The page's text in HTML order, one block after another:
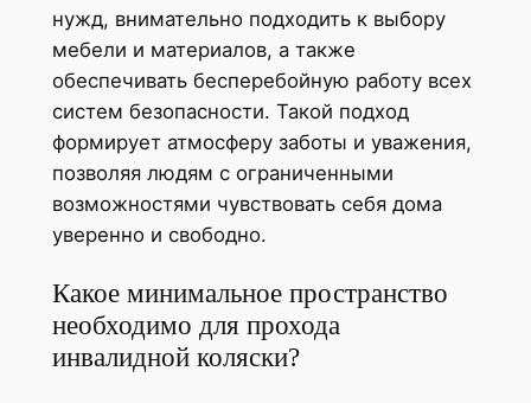
нужд, внимательно подходить к выбору
мебели и материалов, а также
обеспечивать бесперебойную работу всех
систем безопасности. Такой подход
формирует атмосферу заботы и уважения,
позволяя людям с ограниченными
возможностями чувствовать себя дома
уверенно и свободно.
Какое минимальное пространство
необходимо для прохода
инвалидной коляски?